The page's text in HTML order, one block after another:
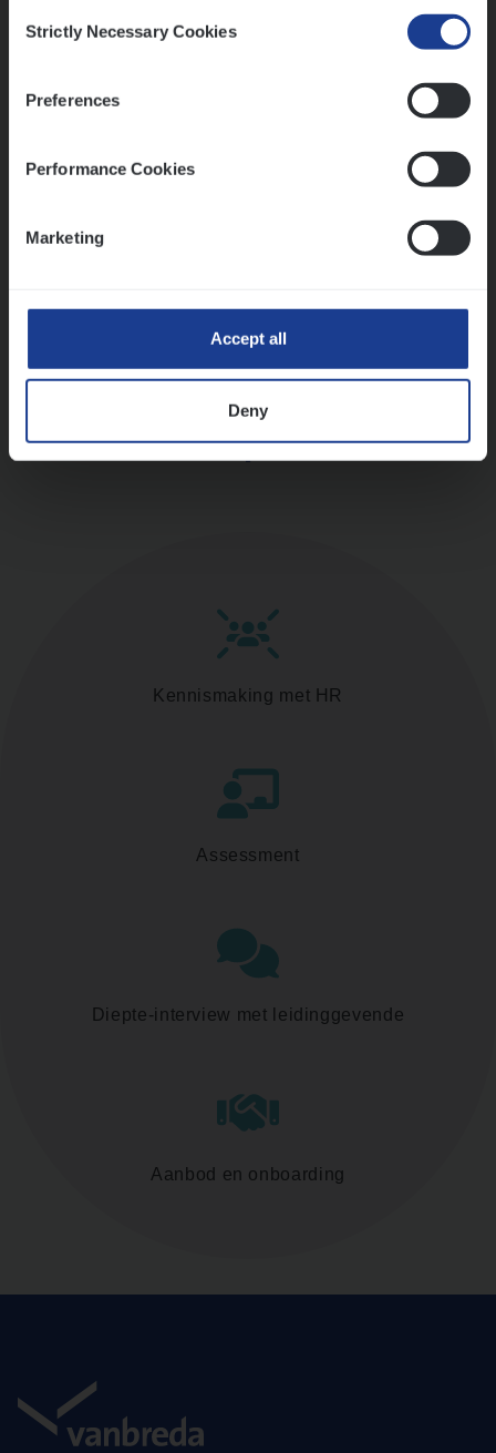
Selection
Strictly Necessary Cookies
Preferences
Performance Cookies
Marketing
Accept all
Deny
Vorige Volgende
Mathias houdt van diepgaande dossiers én droge
Thalia zoekt graag oplossingen, in games én op het
Ons sollicitatieproces
Kennismaking met HR
Assessment
Diepte-interview met leidinggevende
Aanbod en onboarding